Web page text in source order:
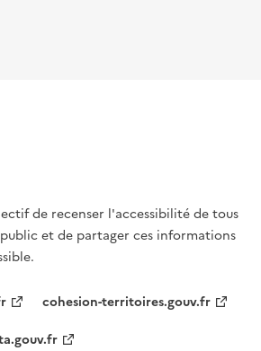
de recenser l'accessibilité de tous
et de partager ces informations
cohesion-territoires.gouv.fr